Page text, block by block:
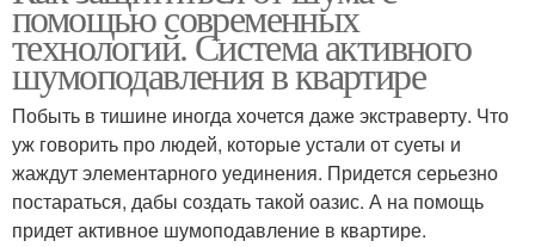
помощью современных
технологий. Система активного
шумоподавления в квартире
Побыть в тишине иногда хочется даже экстраверту. Что
уж говорить про людей, которые устали от суеты и
жаждут элементарного уединения. Придется серьезно
постараться, дабы создать такой оазис. А на помощь
придет активное шумоподавление в квартире.